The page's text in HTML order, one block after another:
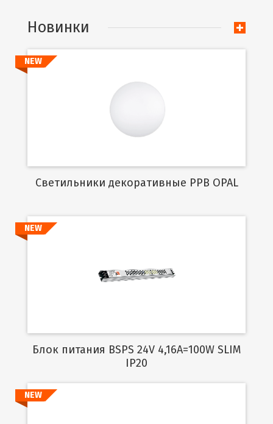
Новинки
NEW
Cветильники декоративные PPB OPAL
Подробнее
NEW
Блок питания BSPS 24V 4,16A=100W SLIM
IP20
NEW